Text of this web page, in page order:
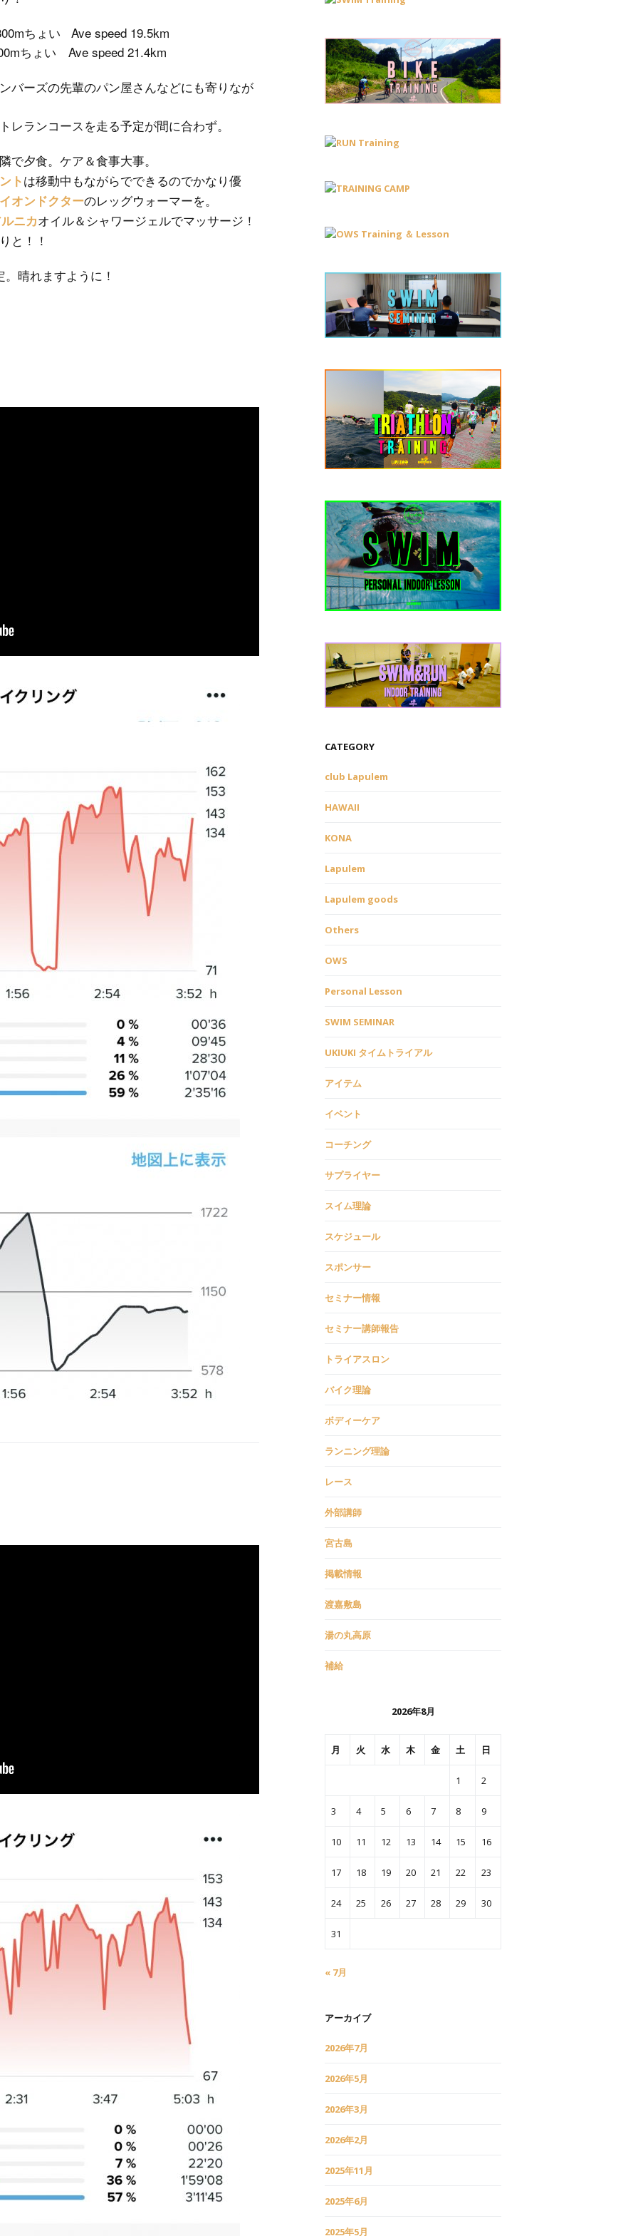
SWIM Training
BIKE Training
RUN Training
INDOOR Training
TRAINING CAMP
SWIM INDOOR
ちょい Ave speed 19.5km
ちょい Ave speed 21.4km
バーズの先輩のパン屋さんなどにも寄りなが
ランコースを走る予定が間に合わず。
で夕食。ケア＆食事大事。
トは移動中もながらでできるのでかなり優
イオンドクターのレッグウォーマーを。
ニカオイル＆シャワージェルでマッサージ！
と！！
晴れますように！
CATEGORY
club Lapulem
HAWAII
KONA
Lapulem
Lapulem goods
Others
OWS
Personal Lesson
SWIM SEMINAR
UKIUKI タイムトライアル
アイテム
イベント
コーチング
サプライヤー
スイム理論
スケジュール
スポンサー
セミナー情報
セミナー講師報告
トライアスロン
バイク理論
ボディーケア
ランニング理論
レース
外部講師
宮古島
掲載情報
渡嘉敷島
湯の丸高原
補給
2026年8月
月 火 水 木 金 土 日
1 2
3 4 5 6 7 8 9
10 11 12 13 14 15 16
17 18 19 20 21 22 23
24 25 26 27 28 29 30
31
« 7月
アーカイブ
2026年7月
2026年5月
2026年3月
2026年2月
2025年11月
2025年6月
2025年5月